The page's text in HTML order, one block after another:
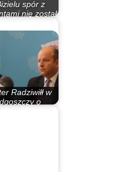
spór z
nie został
Radziwiłł w
o